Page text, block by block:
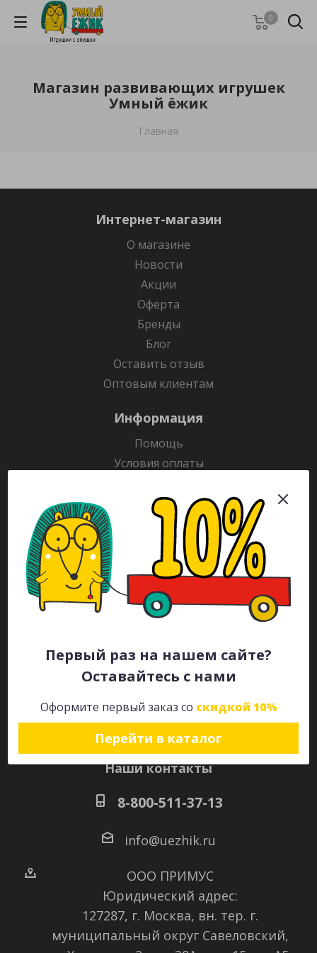
Первый раз на нашем сайте?
Оставайтесь с нами
Оформите первый заказ со скидкой 10%
Перейти в каталог
0
Магазин развивающих игрушек
Умный ёжик
Главная
Интернет-магазин
О магазине
Новости
Акции
Оферта
Бренды
Блог
Оставить отзыв
Оптовым клиентам
Информация
Помощь
Условия оплаты
Гарантия на товар
Раскраски
Рекламодателям
Каталог
Будьте всегда в курсе!
Наши контакты
8-800-511-37-13
info@uezhik.ru
ООО ПРИМУС
Юридический адрес:
127287, г. Москва, вн. тер. г.
муниципальный округ Савеловский,